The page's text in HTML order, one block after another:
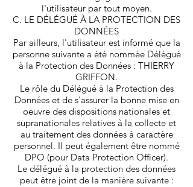
l'utilisateur par tout moyen.
C. LE DÉLÉGUÉ À LA PROTECTION DES
DONNÉES
Par ailleurs, l'utilisateur est informé que la
personne suivante a été nommée Délégué
à la Protection des Données : THIERRY
GRIFFON.
Le rôle du Délégué à la Protection des
Données et de s'assurer la bonne mise en
oeuvre des dispositions nationales et
supranationales relatives à la collecte et
au traitement des données à caractère
personnel. Il peut également être nommé
DPO (pour Data Protection Officer).
Le délégué à la protection des données
peut être joint de la manière suivante :